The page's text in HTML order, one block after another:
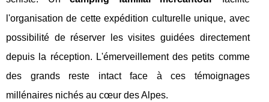
l'organisation de cette expédition culturelle unique, avec
possibilité de réserver les visites guidées directement
depuis la réception. L'émerveillement des petits comme
des grands reste intact face à ces témoignages
millénaires nichés au cœur des Alpes.